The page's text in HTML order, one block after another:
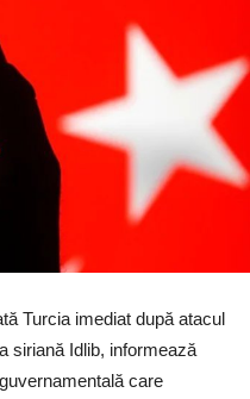
Turcia imediat după atacul
siriană Idlib, informează
care